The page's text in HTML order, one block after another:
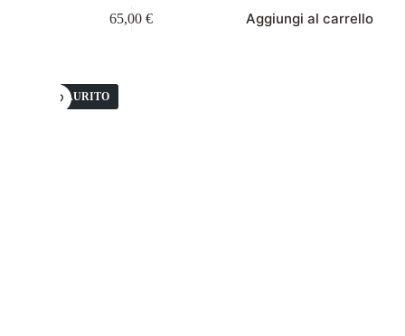
65,00€ Aggiungi al carrello
ESAURITO